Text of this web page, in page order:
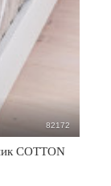
82172
COTTON